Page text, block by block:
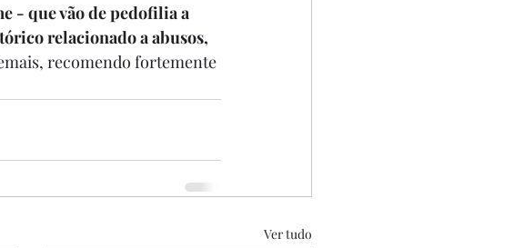
- que vão de pedofilia a
relacionado a abusos,
recomendo fortemente
Ver tudo